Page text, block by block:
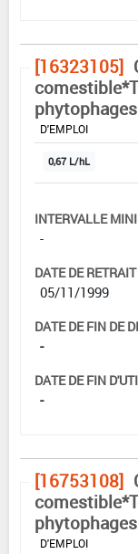
[16323105]
phytophages
DOSE MAX
D'EMPLOI
0,67 L/hL
INTERVALLE
-
DATE DE
05/11/1999
DATE DE FIN DE
-
DATE DE FIN
-
[16753108]
phytophages
DOSE MAX
D'EMPLOI